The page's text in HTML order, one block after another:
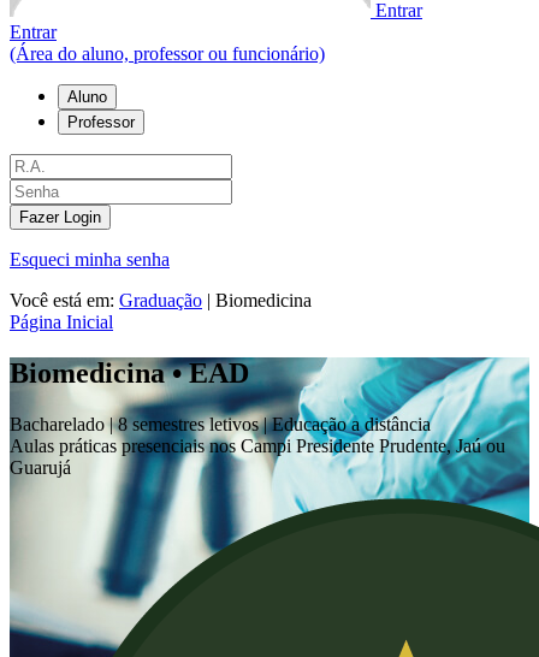
Entrar
Entrar
(Área do aluno, professor ou funcionário)
Aluno
Professor
Fazer Login
Esqueci minha senha
Você está em: Graduação | Biomedicina
Página Inicial
Biomedicina • EAD
Bacharelado |8 semestres letivos | Educação a distância
Aulas práticas presenciais nos Campi Presidente Prudente, Jaú ou
Guarujá